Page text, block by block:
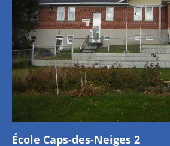
École Caps-des-Neiges 2